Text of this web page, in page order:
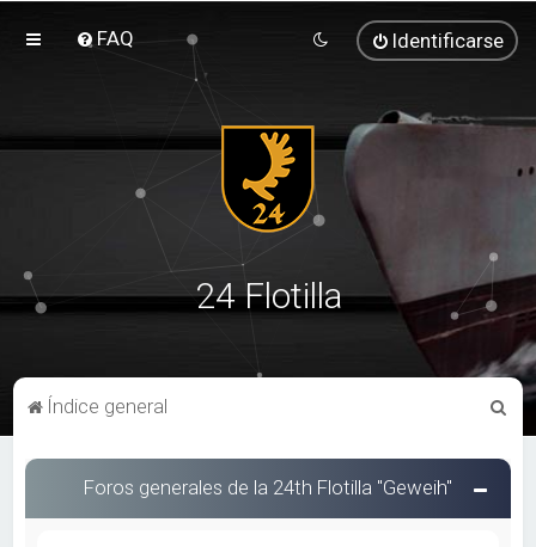
FAQ Identificarse
24 Flotilla
Índice general
s
Foros generales de la 24th Flotilla "Geweih"